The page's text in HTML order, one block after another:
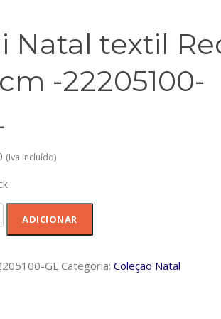
Natal textil
-22205100-
(Iva incluído)
ADICIONAR
GL Categoria: Coleção Natal